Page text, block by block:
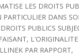
LES DROITS
PARTICULIER DANS
PUBLICS
PAR RAPPORT,